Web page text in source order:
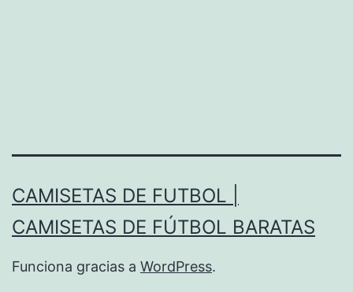
CAMISETAS DE FUTBOL |
CAMISETAS DE FÚTBOL BARATAS
Funciona gracias a WordPress.